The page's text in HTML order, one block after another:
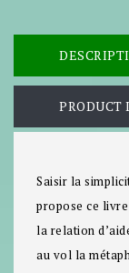
PRODUCT
Saisir la
propose ce
la relation
au vol la